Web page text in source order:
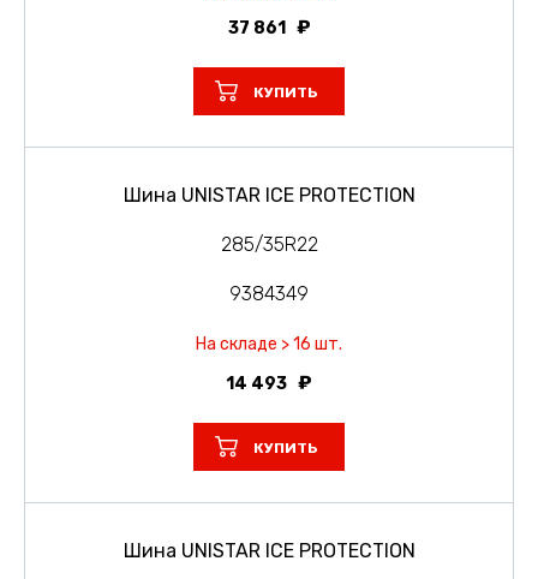
37 861
КУПИТЬ
Шина UNISTAR ICE PROTECTION
285/35R22
9384349
На складе > 16 шт.
14 493
КУПИТЬ
Шина UNISTAR ICE PROTECTION